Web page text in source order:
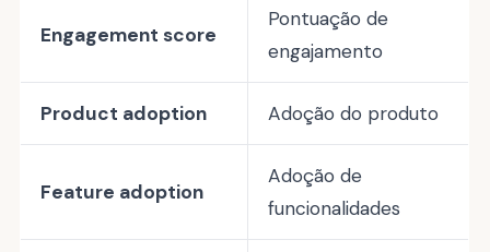
Engagement score
Pontuação de
engajamento
Product adoption Adoção do produto
Feature adoption
Adoção de
funcionalidades